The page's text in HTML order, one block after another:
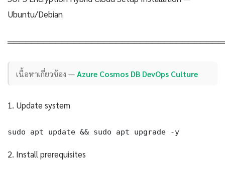
Ubuntu/Debian
เนื้อหาเกี่ยวข้อง —Azure Cosmos DB DevOps Culture
1. Update system
sudo apt update && sudo apt upgrade -y
2. Install prerequisites